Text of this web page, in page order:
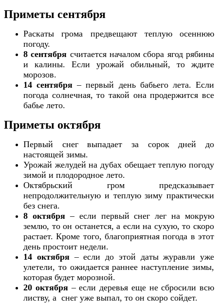
Приметы сентября
Раскаты грома предвещают теплую осеннюю
погоду.
8 сентября считается началом сбора ягод рябины
и калины. Если урожай обильный, то ждите
морозов.
14 сентября – первый день бабьего лета. Если
погода солнечная, то такой она продержится все
бабье лето.
Приметы октября
Первый снег выпадает за сорок дней до
настоящей зимы.
Урожай желудей на дубах обещает теплую погоду
зимой и плодородное лето.
Октябрьский гром предсказывает
непродолжительную и теплую зиму практически
без снега.
8 октября– если первый снег лег на мокрую
землю, то он останется, а если на сухую, то скоро
растает. Кроме того, благоприятная погода в этот
день простоит недели.
14 октября– если до этой даты журавли уже
улетели, то ожидается раннее наступление зимы,
которая будет морозной.
20 октября– если деревья еще не сбросили всю
листву, а снег уже выпал, то он скоро сойдет.